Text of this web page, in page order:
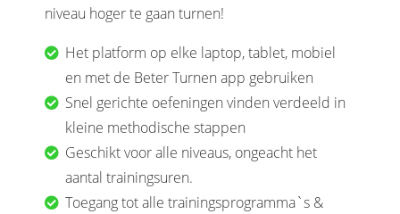
niveau hoger te gaan turnen!
Het platform op elke laptop, tablet, mobiel
en met de Beter Turnen app gebruiken
Snel gerichte oefeningen vinden verdeeld in
kleine methodische stappen
Geschikt voor alle niveaus, ongeacht het
aantal trainingsuren.
Toegang tot alle trainingsprogramma`s &